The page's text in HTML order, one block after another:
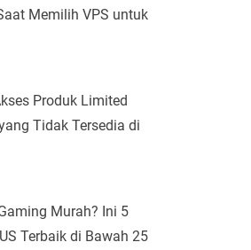
Memilih VPS untuk
Produk Limited
Tidak Tersedia di
Murah? Ini 5
Terbaik di Bawah 25